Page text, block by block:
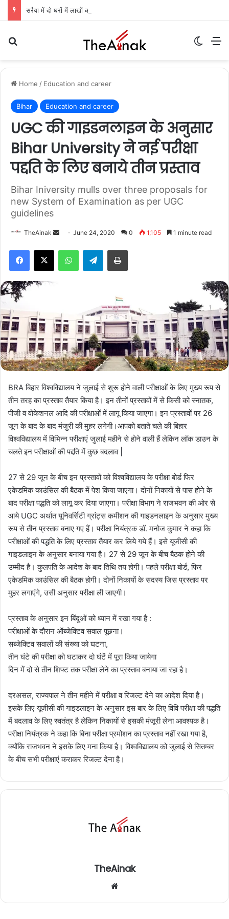
सरैया में दो घरों में लाखों की चोरी: गहने और नकदी गायब, पुलिस जांच में जुटी
Home / Education and career
Bihar Education and career
UGC की गाइडनलाइन के अनुसार
Bihar University ने नई परीक्षा
पद्दति के लिए बनाये तीन प्रस्ताव
Bihar Iniversity mulls over three proposals for
new System of Examination as per UGC
guidelines
TheAinak
d
m
a
i
l
June 24, 2020 0 1,105 1 minute read
Telegram
BRA बिहार विश्वविद्यालय ने जुलाई से शुरू होने वाली परीक्षाओं के लिए मुख्य रूप से
तीन तरह का प्रस्ताव तैयार किया है। इन तीनों प्रस्तावों में से किसी को स्नातक,
पीजी व वोकेशनल आदि की परीक्षाओं में लागू किया जाएगा। इन प्रस्तावों पर 26
जून के बाद के बाद मंजुरी की मुहर लगेगी।आपको बताते चले की बिहार
विश्वविद्यालय में विभिन्न परीक्षाएं जुलाई महीने से होने वाली हैं लेकिन लॉक डाउन के
चलते इन परीक्षाओं की पद्दति में कुछ बदलाव |
27 से 29 जून के बीच इन प्रस्तावों को विश्वविद्यालय के परीक्षा बोर्ड फिर
एकेडमिक काउंसिल की बैठक में पेश किया जाएगा। दोनों निकायों से पास होने के
बाद परीक्षा पद्धति को लागू कर दिया जाएगा। परीक्षा विभाग ने राजभवन की ओर से
आये UGC अर्थात यूनिवर्सिटी ग्रांट्स कमीशन की गाइडनलाइन के अनुसार मुख्य
रूप से तीन प्रस्ताव बनाए गए हैं। परीक्षा नियंत्रक डॉ. मनोज कुमार ने कहा कि
परीक्षाओं की पद्धति के लिए प्रस्ताव तैयार कर लिये गये हैं। इसे यूजीसी की
गाइडलाइन के अनुसार बनाया गया है। 27 से 29 जून के बीच बैठक होने की
उम्मीद है। कुलपति के आदेश के बाद तिथि तय होगी। पहले परीक्षा बोर्ड, फिर
एकेडमिक काउंसिल की बैठक होगी। दोनों निकायों के सदस्य जिस प्रस्ताव पर
मुहर लगाएंगे, उसी अनुसार परीक्षा ली जाएगी।
प्रस्ताव के अनुसार इन बिंदुओं को ध्यान में रखा गया है :
परीक्षाओं के दौरान ऑब्जेक्टिव सवाल पूछना।
सब्जेक्टिव सवालों की संख्या को घटना,
तीन घंटे की परीक्षा को घटाकर दो घंटें में पूरा किया जायेगा
दिन में दो से तीन शिफ्ट तक परीक्षा लेने का प्रस्ताव बनाया जा रहा है।
दरअसल, राज्यपाल ने तीन महीने में परीक्षा व रिजल्ट देने का आदेश दिया है।
इसके लिए यूजीसी की गाइडलाइन के अनुसार इस बार के लिए विवि परीक्षा की पद्धति
में बदलाव के लिए स्वतंत्र है लेकिन निकायों से इसकी मंजूरी लेना आवश्यक है।
परीक्षा नियंत्रक ने कहा कि बिना परीक्षा प्रमोशन का प्रस्ताव नहीं रखा गया है,
क्योंकि राजभवन ने इसके लिए मना किया है। विश्वविद्यालय को जुलाई से सितम्बर
के बीच सभी परीक्षाएं कराकर रिजल्ट देना है।
TheAinak